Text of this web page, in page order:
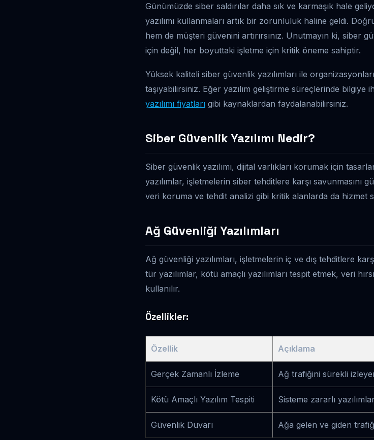
Günümüzde siber saldırılar daha sık ve karmaşık hale
yazılımı kullanmaları artık bir zorunluluk haline geldi.
hem de müşteri güvenini artırırsınız. Unutmayın ki, siber
için değil, her boyuttaki işletme için kritik öneme sahiptir.
Yüksek kaliteli siber güvenlik yazılımları ile
taşıyabilirsiniz. Eğer yazılım geliştirme süreçlerinde bilgiye
yazılımı fiyatları gibi kaynaklardan faydalanabilirsiniz.
Siber Güvenlik Yazılımı Nedir?
Siber güvenlik yazılımı, dijital varlıkları korumak için
yazılımlar, işletmelerin siber tehditlere karşı savunmasını
veri koruma ve tehdit analizi gibi kritik alanlarda da hizmet
Ağ Güvenliği Yazılımları
Ağ güvenliği yazılımları, işletmelerin iç ve dış tehditlere
tür yazılımlar, kötü amaçlı yazılımları tespit etmek, veri
kullanılır.
Özellikler:
Özellik Açıklama
Gerçek Zamanlı İzleme Ağ trafiğini sürekli
Kötü Amaçlı Yazılım Tespiti Sisteme zararlı
Güvenlik Duvarı Ağa gelen ve giden